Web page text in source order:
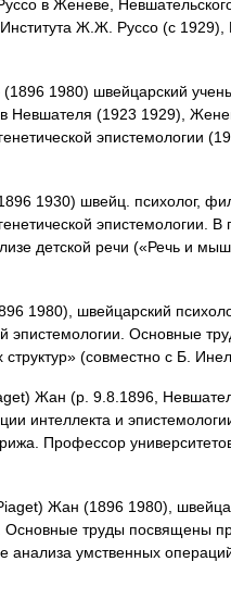
в Женеве,
Института Ж.Ж. Руссо (с
1980) швейцарский
Невшателя (1923 1929),
эпистемологии
1930) швейц. психолог,
эпистемологии. В
детской речи («Речь и
1980), швейцарский
эпистемологии. Основные
структур» (совместно с Б.
Жан (р. 9.8.1896,
интеллекта и
Профессор
Жан (1896 1980),
Основные труды посвящены
анализа умственных